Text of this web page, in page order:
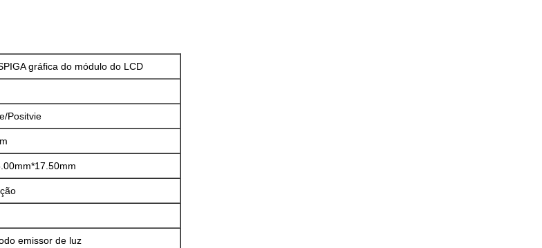
gráfica do módulo do LCD
Positvie
emissor de luz